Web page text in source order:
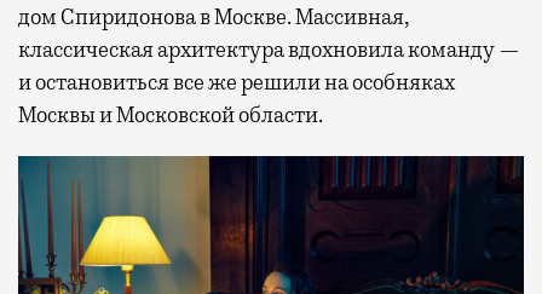
дом Спиридонова в Москве. Массивная,
классическая архитектура вдохновила команду —
и остановиться все же решили на особняках
Москвы и Московской области.